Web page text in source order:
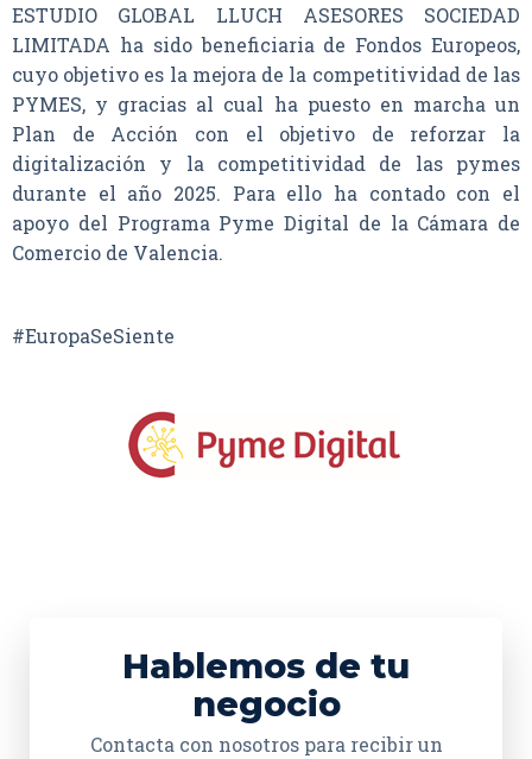
ESTUDIO GLOBAL LLUCH ASESORES SOCIEDAD
LIMITADA ha sido beneficiaria de Fondos Europeos,
cuyo objetivo es la mejora de la competitividad de las
PYMES, y gracias al cual ha puesto en marcha un
Plan de Acción con el objetivo de reforzar la
digitalización y la competitividad de las pymes
durante el año 2025. Para ello ha contado con el
apoyo del Programa Pyme Digital de la Cámara de
Comercio de Valencia.
#EuropaSeSiente
Hablemos de tu
negocio
Contacta con nosotros para recibir un